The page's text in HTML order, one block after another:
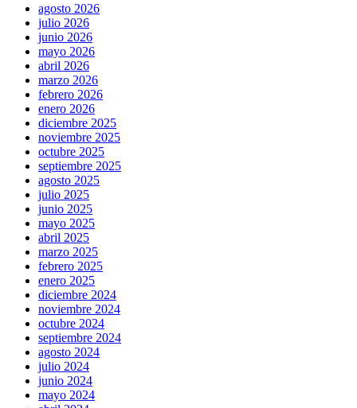
agosto 2026
julio 2026
junio 2026
mayo 2026
abril 2026
marzo 2026
febrero 2026
enero 2026
diciembre 2025
noviembre 2025
octubre 2025
septiembre 2025
agosto 2025
julio 2025
junio 2025
mayo 2025
abril 2025
marzo 2025
febrero 2025
enero 2025
diciembre 2024
noviembre 2024
octubre 2024
septiembre 2024
agosto 2024
julio 2024
junio 2024
mayo 2024